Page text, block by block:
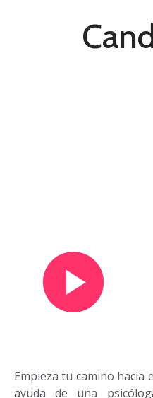
Empieza tu camino hacia
ayuda de una